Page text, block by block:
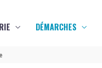
DÉMARCHES